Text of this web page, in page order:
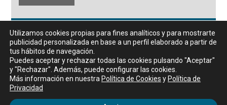
Fundación Universidad de Cádiz
Calle Ancha 10 (Edificio José Pérez Llorca), CP. 11001, Cádiz
CIF: G11442167
956 07 03 70 / 72
Horario de atención al público
De lunes a viernes, de 9 a 14 horas
Utilizamos cookies propias para fines analíticos y para mostrarte
publicidad personalizada en base a un perfil elaborado a partir de
tus hábitos de navegación.
Puedes aceptar y rechazar todas las cookies pulsando "Aceptar"
y "Rechazar". Además, puede configurar las cookies.
Más información en nuestra Política de Cookies y Política de
Privacidad